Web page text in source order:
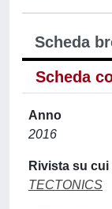
Scheda
Scheda
Anno
2016
Rivista su
TECTONICS